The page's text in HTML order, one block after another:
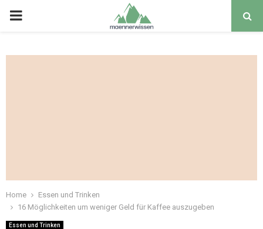
PRIMARY
Home
Essen und Trinken
16 Möglichkeiten um weniger Geld für Kaffee auszugeben
Essen und Trinken